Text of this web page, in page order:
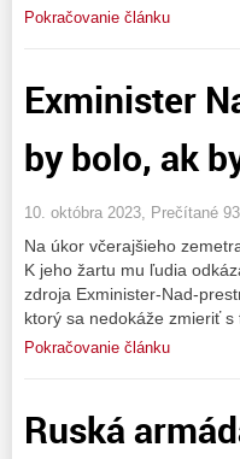
Pokračovanie článku
Exminister
by bolo, ak
10. októbra 2023, Prečítané
Na úkor včerajšieho
K jeho žartu mu ľudia
zdroja Exminister-Nad-
ktorý sa nedokáže zmieriť
Pokračovanie článku
Ruská